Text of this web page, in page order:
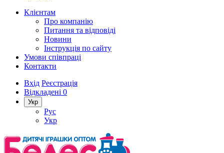
Клієнтам
Про компанію
Питання та відповіді
Новини
Інструкція по сайту
Умови співпраці
Контакти
Вхід Реєстрація
Відкладені 0
Укр
Рус
Укр